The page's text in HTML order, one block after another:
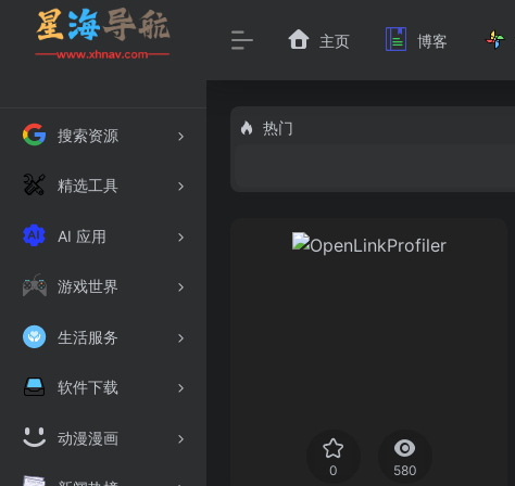
搜索资源
精选工具
AI 应用
游戏世界
生活服务
软件下载
动漫漫画
主页 博客
热门
0 580